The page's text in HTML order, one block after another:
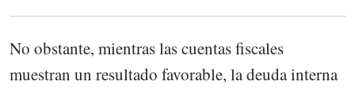
No obstante, mientras las cuentas fiscales
muestran un resultado favorable, la deuda interna